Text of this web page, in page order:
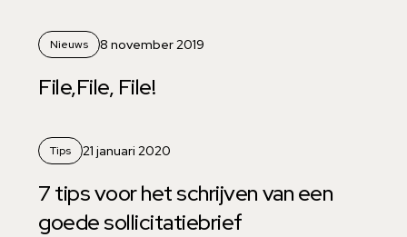
Nieuws 8 november 2019
File,File, File!
Tips 21 januari 2020
7 tips voor het schrijven van een
goede sollicitatiebrief